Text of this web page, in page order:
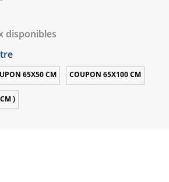
disponibles
65X50 CM COUPON 65X100 CM
)